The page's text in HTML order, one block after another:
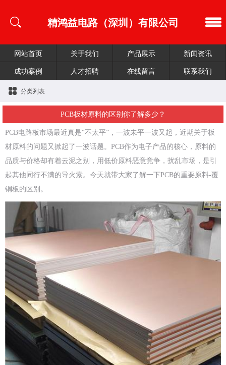
精鸿益电路（深圳）有限公司
网站首页 关于我们 产品展示
新闻资讯
成功案例
人才招聘 在线留言 联系我们
分类列表
PCB板材原料的区别你了解多少？
PCB电路板市场最近真是“不太平”，一波未平一波又起，近期关于板
材原料的问题又掀起了一波话题。PCB作为电子产品的核心，原料的
品质与价格却有着云泥之别，用低价原料恶意竞争，扰乱市场，是引
起其他同行不满的导火索。今天就带大家了解一下PCB的重要原料-覆
铜板的区别。